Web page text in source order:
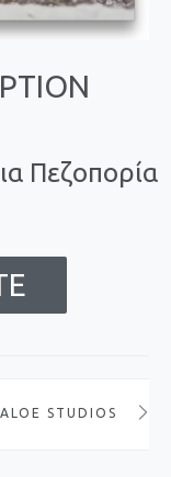
Πεζοπορία
ALOE STUDIOS